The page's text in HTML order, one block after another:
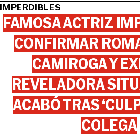
IMPERDIBLES
FAMOSA ACTRIZ
CONFIRMAR
CAMIROGA Y
REVELADORA
ACABÓ TRAS
COLEGA